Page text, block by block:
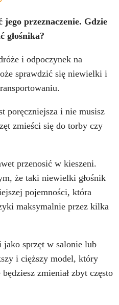
przeznaczenie. Gdzie
głośnika?
i odpoczynek na
sprawdzić się niewielki i
poręczniejsza i nie musisz
zmieści się do torby czy
przenosić w kieszeni.
że taki niewielki głośnik
pojemności, która
maksymalnie przez kilka
jako sprzęt w salonie lub
i cięższy model, który
zmieniał zbyt często